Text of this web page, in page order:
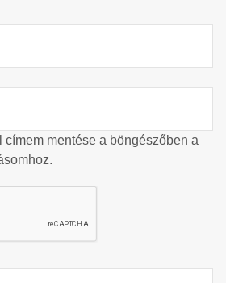
címem mentése a böngészőben a